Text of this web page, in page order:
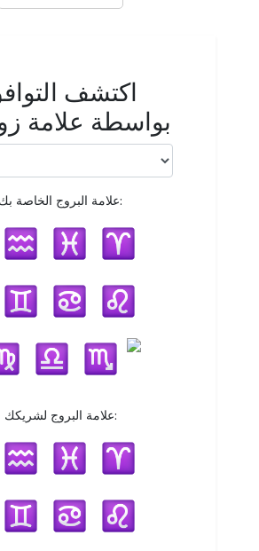
اكتشف
بواسطة علامة
علامة البروج الخاصة بك:
علامة البروج لشريكك: